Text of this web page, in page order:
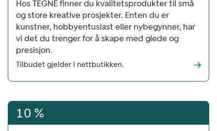
Hos TEGNE finner du kvalitetsprodukter til små
og store kreative prosjekter. Enten du er
kunstner, hobbyentusiast eller nybegynner, har
vi det du trenger for å skape med glede og
presisjon.
Tilbudet gjelder i nettbutikken.
10 %